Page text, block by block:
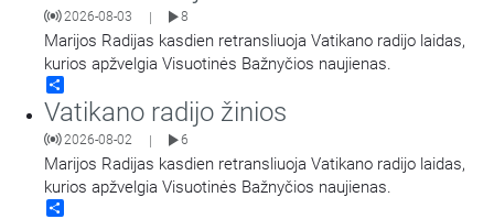
2026-08-03 | 8
Marijos Radijas kasdien retransliuoja Vatikano radijo laidas,
kurios apžvelgia Visuotinės Bažnyčios naujienas.
Vatikano radijo žinios
2026-08-02 | 6
Marijos Radijas kasdien retransliuoja Vatikano radijo laidas,
kurios apžvelgia Visuotinės Bažnyčios naujienas.